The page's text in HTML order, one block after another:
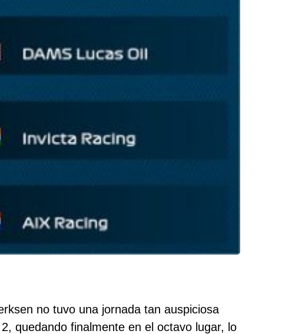
no tuvo una jornada tan auspiciosa
quedando finalmente en el octavo lugar, lo